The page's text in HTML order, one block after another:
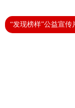
“发现榜样”公益宣传